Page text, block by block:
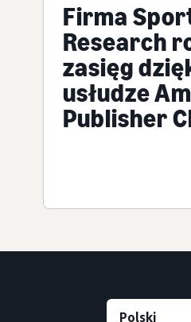
Firma
Research
zasięg
usłudze
Publisher